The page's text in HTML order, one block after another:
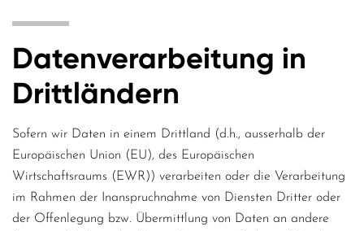
Datenverarbeitung in
Drittländern
Sofern wir Daten in einem Drittland (d.h., ausserhalb der
Europäischen Union (EU), des Europäischen
Wirtschaftsraums (EWR)) verarbeiten oder die Verarbeitung
im Rahmen der Inanspruchnahme von Diensten Dritter oder
der Offenlegung bzw. Übermittlung von Daten an andere